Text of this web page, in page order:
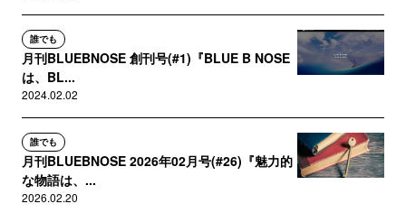
誰でも
月刊BLUEBNOSE 創刊号(#1)『BLUE B NOSE
は、BL...
2024.02.02
誰でも
月刊BLUEBNOSE 2026年02月号(#26)『魅力的
な物語は、...
2026.02.20